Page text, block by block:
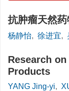
抗肿瘤天然
杨静怡, 徐进宜,
Research
Products
YANG Jing-yi,